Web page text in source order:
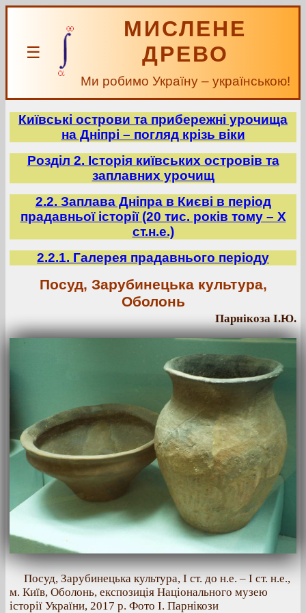
☰
МИСЛЕНЕ
ДРЕВО
Ми робимо Україну – українською!
Київські острови та прибережні урочища
на Дніпрі – погляд крізь віки
Розділ 2. Історія київських островів та
заплавних урочищ
2.2. Заплава Дніпра в Києві в період
прадавньої історії (20 тис. років тому – X
ст.н.е.)
2.2.1. Галерея прадавнього періоду
Посуд, Зарубинецька культура,
Оболонь
Парнікоза І.Ю.
Посуд, Зарубинецька культура, І ст. до н.е. – І ст. н.е.,
м. Київ, Оболонь, експозиція Національного музею
історії України, 2017 р. Фото І. Парнікози